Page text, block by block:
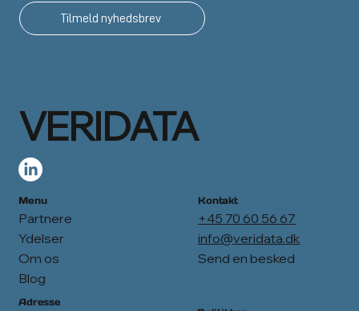
Tilmeld nyhedsbrev
VERIDATA
Menu
Partnere
Ydelser
Om os
Blog
Kontakt
+45 70 60 56 67
info@veridata.dk
Send en besked
Adresse